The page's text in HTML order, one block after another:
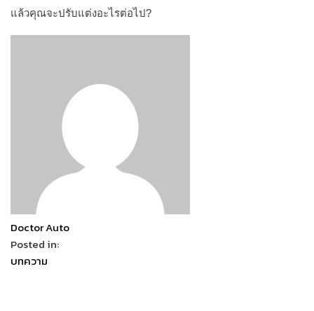
แล้วคุณจะปรับแต่งอะไรต่อไป?
Doctor Auto
Posted in:
บทความ